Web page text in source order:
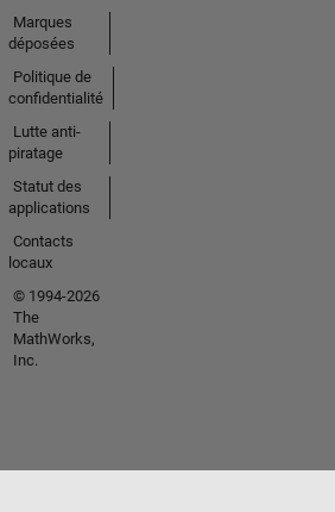
Marques
déposées
Politique de
confidentialité
Lutte anti-
piratage
Statut des
applications
Contacts
locaux
© 1994-2026
The
MathWorks,
Inc.